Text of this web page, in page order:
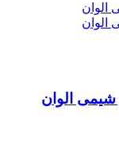
الوان